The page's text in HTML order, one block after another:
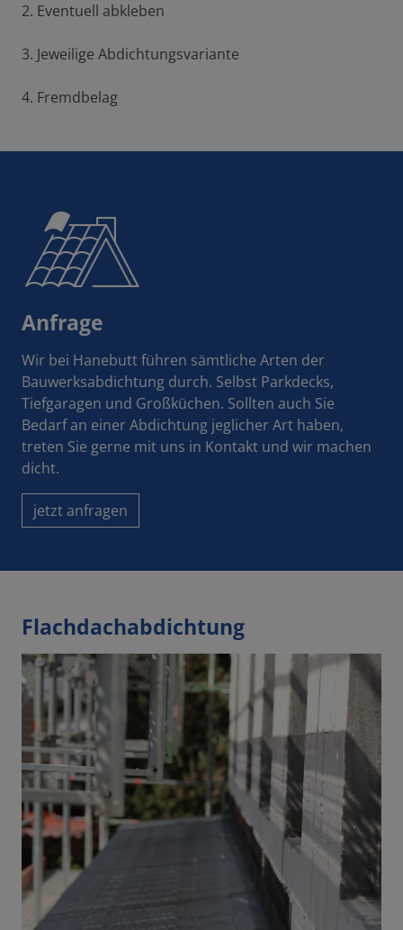
2. Eventuell abkleben
3. Jeweilige Abdichtungsvariante
4. Fremdbelag
Anfrage
Wir bei Hanebutt führen sämtliche Arten der
Bauwerksabdichtung durch. Selbst Parkdecks,
Tiefgaragen und Großküchen. Sollten auch Sie
Bedarf an einer Abdichtung jeglicher Art haben,
treten Sie gerne mit uns in Kontakt und wir machen
dicht.
jetzt anfragen
Flachdachabdichtung